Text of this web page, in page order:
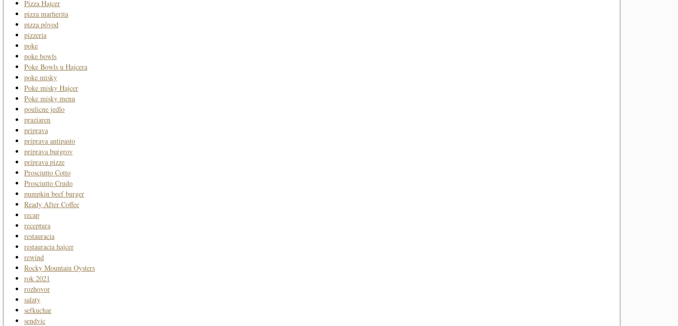
Pizza Hajcer
pizza marherita
pizza pôvod
pizzeria
poke
poke bowls
Poke Bowls u Hajcera
poke misky
Poke misky Hajcer
Poke misky menu
poulicne jedlo
praziaren
priprava
príprava antipasto
príprava burgrov
príprava pizze
Prosciutto Cotto
Prosciutto Crudo
pumpkin beef burger
Ready After Coffee
recap
receptura
restauracia
restauracia hajcer
rewind
Rocky Mountain Oysters
rok 2021
rozhovor
salaty
sefkuchar
sendvic